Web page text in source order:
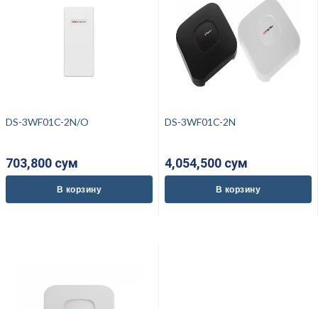
DS-3WF01C-2N/O
703,800 cум
В корзину
DS-3WF01C-2N
4,054,500 cум
В корзину